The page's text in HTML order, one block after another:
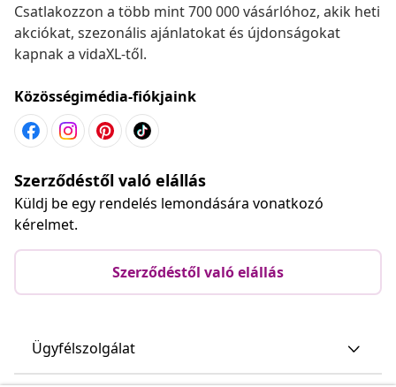
Csatlakozzon a több mint 700 000 vásárlóhoz, akik heti
akciókat, szezonális ajánlatokat és újdonságokat
kapnak a vidaXL-től.
Közösségimédia-fiókjaink
Szerződéstől való elállás
Küldj be egy rendelés lemondására vonatkozó
kérelmet.
Szerződéstől való elállás
Ügyfélszolgálat